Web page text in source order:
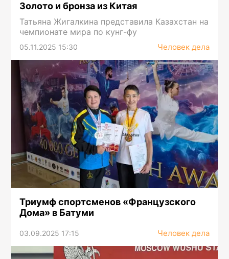
Золото и бронза из Китая
Татьяна Жигалкина представила Казахстан на
чемпионате мира по кунг-фу
05.11.2025 15:30 Человек дела
Триумф спортсменов «Французского
Дома» в Батуми
03.09.2025 17:15 Человек дела